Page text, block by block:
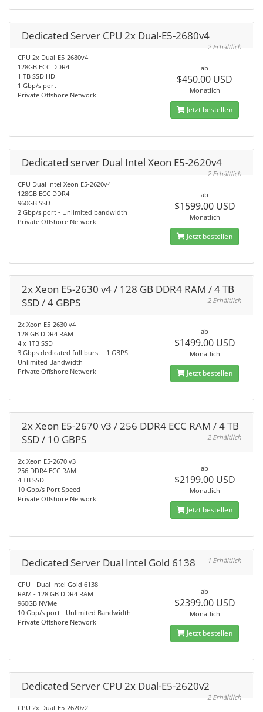
Dedicated Server CPU 2x Dual-E5-2680v4
2 Erhältlich
CPU 2x Dual-E5-2680v4
128GB ECC DDR4
1 TB SSD HD
1 Gbp/s port
Private Offshore Network
ab
$450.00 USD
Monatlich
Jetzt bestellen
Dedicated server Dual Intel Xeon E5-2620v4
2 Erhältlich
CPU Dual Intel Xeon E5-2620v4
128GB ECC DDR4
960GB SSD
2 Gbp/s port - Unlimited bandwidth
Private Offshore Network
ab
$1599.00 USD
Monatlich
Jetzt bestellen
2x Xeon E5-2630 v4 / 128 GB DDR4 RAM / 4 TB
SSD / 4 GBPS
2 Erhältlich
2x Xeon E5-2630 v4
128 GB DDR4 RAM
4 x 1TB SSD
3 Gbps dedicated full burst - 1 GBPS
Unlimited Bandwidth
Private Offshore Network
ab
$1499.00 USD
Monatlich
Jetzt bestellen
2x Xeon E5-2670 v3 / 256 DDR4 ECC RAM / 4 TB
SSD / 10 GBPS
2 Erhältlich
2x Xeon E5-2670 v3
256 DDR4 ECC RAM
4 TB SSD
10 Gbp/s Port Speed
Private Offshore Network
ab
$2199.00 USD
Monatlich
Jetzt bestellen
Dedicated Server Dual Intel Gold 6138 1 Erhältlich
CPU - Dual Intel Gold 6138
RAM - 128 GB DDR4 RAM
960GB NVMe
10 Gbp/s port - Unlimited Bandwidth
Private Offshore Network
ab
$2399.00 USD
Monatlich
Jetzt bestellen
Dedicated Server CPU 2x Dual-E5-2620v2
2 Erhältlich
CPU 2x Dual-E5-2620v2